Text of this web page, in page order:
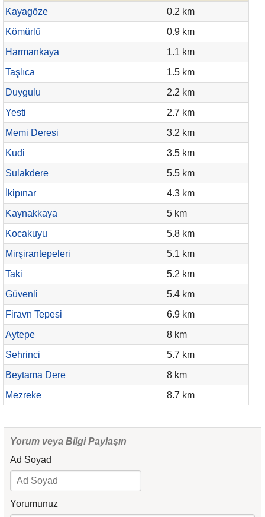
Kayagöze
0.2 km
Kömürlü
0.9 km
Harmankaya
1.1 km
Taşlıca
1.5 km
Duygulu
2.2 km
Yesti
2.7 km
Memi Deresi
3.2 km
Kudi
3.5 km
Sulakdere
5.5 km
İkipınar
4.3 km
Kaynakkaya
5 km
Kocakuyu
5.8 km
Mirşirantepeleri
5.1 km
Taki
5.2 km
Güvenli
5.4 km
Firavn Tepesi
6.9 km
Aytepe
8 km
Sehrinci
5.7 km
Beytama Dere
8 km
Mezreke
8.7 km
Yorum veya Bilgi Paylaşın
Ad Soyad
Yorumunuz